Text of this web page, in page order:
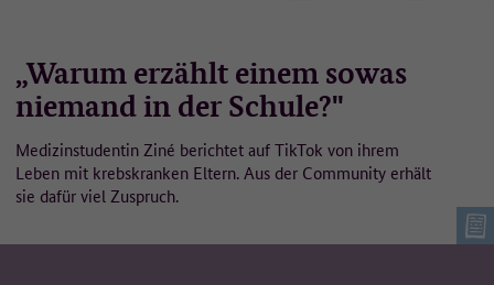
„Warum erzählt einem sowas
niemand in der Schule?"
Medizinstudentin Ziné berichtet auf TikTok von ihrem
Leben mit krebskranken Eltern. Aus der Community erhält
sie dafür viel Zuspruch.